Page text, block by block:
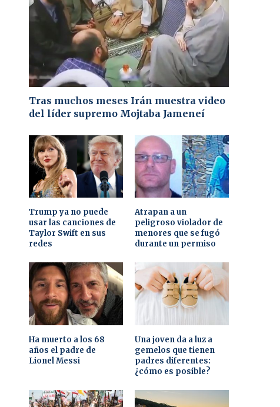
Tras muchos meses Irán muestra video
del líder supremo Mojtaba Jameneí
Trump ya no puede
usar las canciones de
Taylor Swift en sus
redes
Atrapan a un
peligroso violador de
menores que se fugó
durante un permiso
Ha muerto a los 68
años el padre de
Lionel Messi
Una joven da a luz a
gemelos que tienen
padres diferentes:
¿cómo es posible?